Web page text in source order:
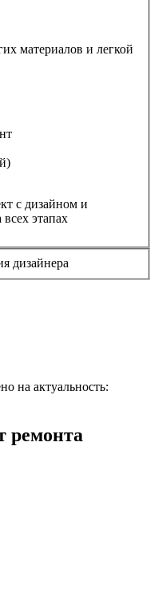
материалов и легкой
с дизайном и
этапах
дизайнера
на актуальность:
ремонта